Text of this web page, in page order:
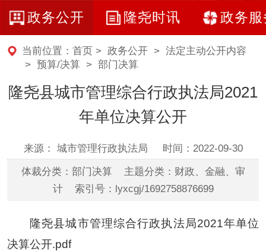
政务公开 隆尧时讯 政务服
当前位置： 首页 > 政务公开> 法定主动公开内容
> 预算/决算> 部门决算
隆尧县城市管理综合行政执法局2021
年单位决算公开
来源： 城市管理行政执法局 时间：2022-09-30
体裁分类：部门决算 主题分类：财政、金融、审
计 索引号：lyxcgj/1692758876699
隆尧县城市管理综合行政执法局2021年单位
决算公开.pdf